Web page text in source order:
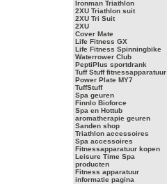
Ironman Triathlon
2XU Triathlon suit
2XU Tri Suit
2XU
Cover Mate
Life Fitness GX
Life Fitness Spinningbike
Waterrower Club
PeptiPlus sportdrank
Tuff Stuff fitnessapparatuur
Power Plate MY7
TuffStuff
Spa geuren
Finnlo Bioforce
Spa en Hottub
aromatherapie geuren
Sanden shop
Triathlon accessoires
Spa accessoires
Fitnessapparatuur kopen
Leisure Time Spa
producten
Fitness apparatuur
informatie pagina